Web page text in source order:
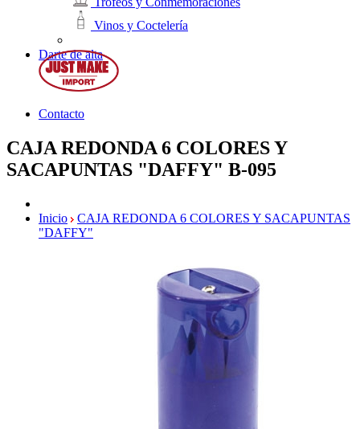
Vinos y Coctelería
Darte de alta
Contacto
CAJA REDONDA 6 COLORES Y
SACAPUNTAS "DAFFY" B-095
Inicio
CAJA REDONDA 6 COLORES Y SACAPUNTAS
"DAFFY"